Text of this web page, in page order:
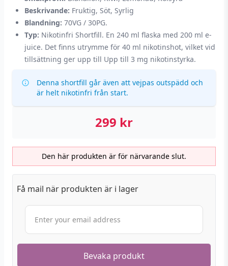
Beskrivande: Fruktig, Söt, Syrlig
Blandning: 70VG / 30PG.
Typ: Nikotinfri Shortfill. En 240 ml flaska med 200 ml e-
juice. Det finns utrymme för 40 ml nikotinshot, vilket vid
tillsättning ger upp till Upp till 3 mg nikotinstyrka.
Denna shortfill går även att vejpas outspädd och
är helt nikotinfri från start.
299 kr
Den här produkten är för närvarande slut.
Få mail när produkten är i lager